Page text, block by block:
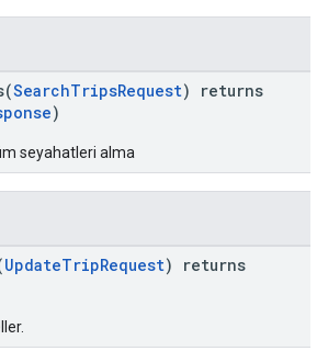
SearchTripsRequest) returns
)
seyahatleri alma
UpdateTripRequest) returns